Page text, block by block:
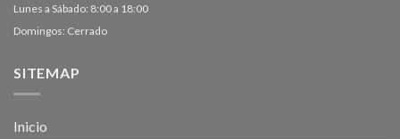
Lunes a Sábado: 8:00 a 18:00
Domingos: Cerrado
SITEMAP
Inicio